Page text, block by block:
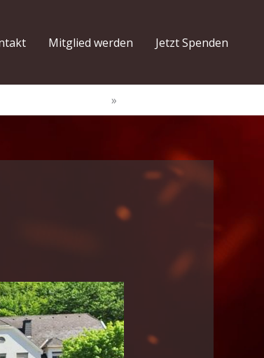
Mitglied werden Jetzt Spenden